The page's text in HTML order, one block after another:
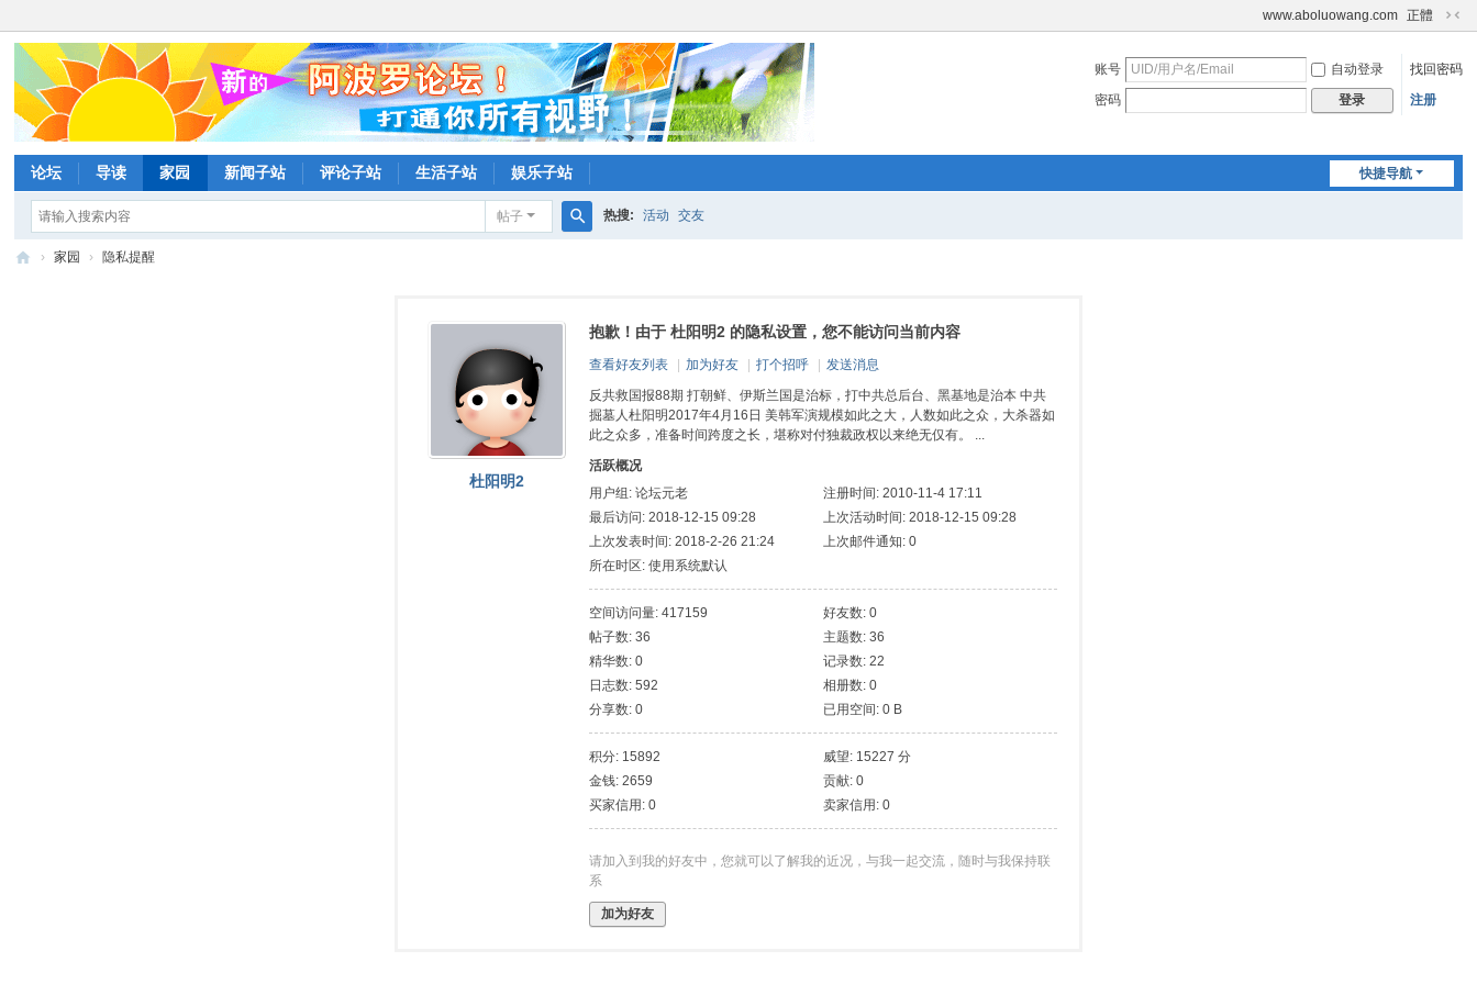
www.aboluowang.com 正體
切
到
账号 自动登录
找回密码
密码
登录 注册
快捷导航
论坛 导读 家园 新闻子站 评论子站 生活子站 娱乐子站
帖子 热搜: 活动 交友
› 家园 › 隐私提醒
杜阳明2
抱歉！由于 杜阳明2 的隐私设置，您不能访问当前内容
查看好友列表 加为好友 打个招呼
发送消息
反共救国报88期 打朝鲜、伊斯兰国是治标，打中共总后台、黑基地是治本 中共
掘墓人杜阳明2017年4月16日 美韩军演规模如此之大，人数如此之众，大杀器如
此之众多，准备时间跨度之长，堪称对付独裁政权以来绝无仅有。 ...
活跃概况
用户组: 论坛元老
注册时间: 2010-11-4 17:11
最后访问: 2018-12-15 09:28
上次活动时间: 2018-12-15 09:28
上次发表时间: 2018-2-26 21:24
上次邮件通知: 0
所在时区: 使用系统默认
空间访问量: 417159
好友数: 0
帖子数: 36
主题数: 36
精华数: 0
记录数: 22
日志数: 592
相册数: 0
分享数: 0
已用空间: 0 B
积分: 15892
威望: 15227 分
金钱: 2659
贡献: 0
买家信用: 0
卖家信用: 0
请加入到我的好友中，您就可以了解我的近况，与我一起交流，随时与我保持联
系
加为好友